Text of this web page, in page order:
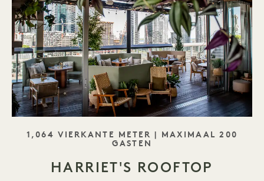
SLOGAN
1,064 VIERKANTE METER | MAXIMAAL 200
GASTEN
HARRIET'S ROOFTOP